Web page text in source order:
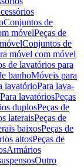
Conjuntos de
móvelPeças de
Conjuntos de
móvel com móvel
de lavatórios para
banhoMóveis para
lavatórioPara lava-
Para lavatóriosPeças
duplosPeças de
lateraisPeças de
baixosPeças de
altosPeças de
Armários
Outro